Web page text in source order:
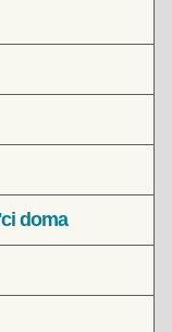
doma